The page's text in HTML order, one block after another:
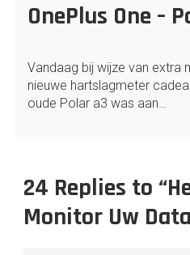
OnePlus One –
Vandaag bij wijze van extra
nieuwe hartslagmeter
oude Polar a3 was aan…
24 Replies to
Monitor Uw